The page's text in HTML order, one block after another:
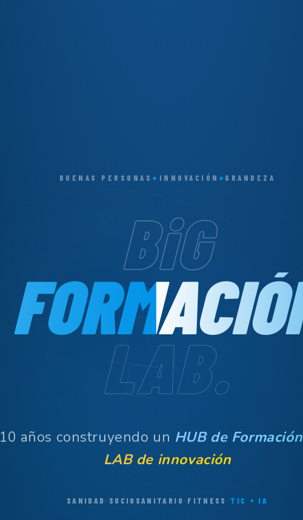
BUENAS PERSONAS + INNOVACIÓN × GRANDEZA
BiG
LAB.
10 años construyendo un HUB de Formación
LAB de innovación
BiG Formación LAB
SANIDAD · SOCIOSANITARIO · FITNESS · TIC + IA